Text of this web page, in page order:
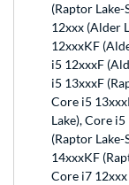
(Raptor Lake-
12xxx (Alder
12xxxKF
i5 12xxxF
i5 13xxxF
Core i5
Lake), Core
(Raptor Lake-
14xxxKF
Core i7